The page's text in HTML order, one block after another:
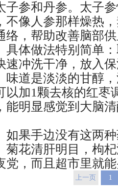
子参和丹参。太子
不像人参那样燥热
络，帮助改善脑部
做法特别简单：
速冲洗干净，放入
味道是淡淡的甘醇
以加1颗去核的红枣
能明显感觉到大脑
手边没有这两种
菊花清肝明目，枸
党，而且超市里就
上一页 1